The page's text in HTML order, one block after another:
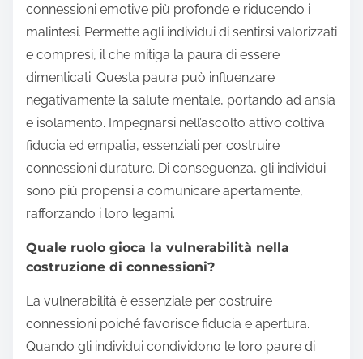
connessioni emotive più profonde e riducendo i
malintesi. Permette agli individui di sentirsi valorizzati
e compresi, il che mitiga la paura di essere
dimenticati. Questa paura può influenzare
negativamente la salute mentale, portando ad ansia
e isolamento. Impegnarsi nell’ascolto attivo coltiva
fiducia ed empatia, essenziali per costruire
connessioni durature. Di conseguenza, gli individui
sono più propensi a comunicare apertamente,
rafforzando i loro legami.
Quale ruolo gioca la vulnerabilità nella
costruzione di connessioni?
La vulnerabilità è essenziale per costruire
connessioni poiché favorisce fiducia e apertura.
Quando gli individui condividono le loro paure di